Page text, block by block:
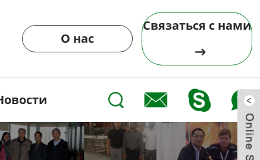
О нас
Связаться с нами